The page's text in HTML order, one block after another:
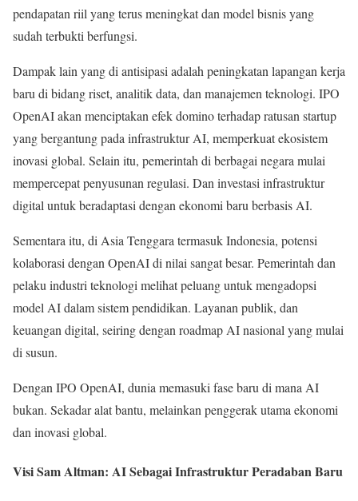
pendapatan riil yang terus meningkat dan model bisnis yang
sudah terbukti berfungsi.
Dampak lain yang di antisipasi adalah peningkatan lapangan kerja
baru di bidang riset, analitik data, dan manajemen teknologi. IPO
OpenAI akan menciptakan efek domino terhadap ratusan startup
yang bergantung pada infrastruktur AI, memperkuat ekosistem
inovasi global. Selain itu, pemerintah di berbagai negara mulai
mempercepat penyusunan regulasi. Dan investasi infrastruktur
digital untuk beradaptasi dengan ekonomi baru berbasis AI.
Sementara itu, di Asia Tenggara termasuk Indonesia, potensi
kolaborasi dengan OpenAI di nilai sangat besar. Pemerintah dan
pelaku industri teknologi melihat peluang untuk mengadopsi
model AI dalam sistem pendidikan. Layanan publik, dan
keuangan digital, seiring dengan roadmap AI nasional yang mulai
di susun.
Dengan IPO OpenAI, dunia memasuki fase baru di mana AI
bukan. Sekadar alat bantu, melainkan penggerak utama ekonomi
dan inovasi global.
Visi Sam Altman: AI Sebagai Infrastruktur Peradaban Baru